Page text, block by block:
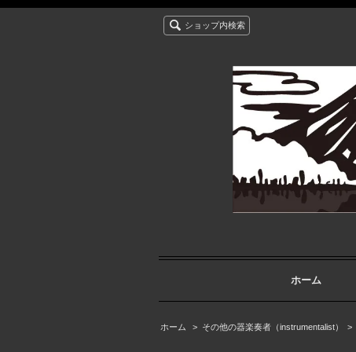
ショップ内検索
ホーム
ホーム > その他の器楽奏者（instrumentalist） >